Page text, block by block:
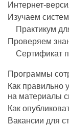
Интернет-
Изучаем
Практикум
Проверяем
Сертификат
Программы
Как правильно
на материалы
Как
Вакансии для